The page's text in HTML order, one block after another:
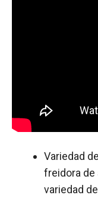
Variedad
freidora de
variedad